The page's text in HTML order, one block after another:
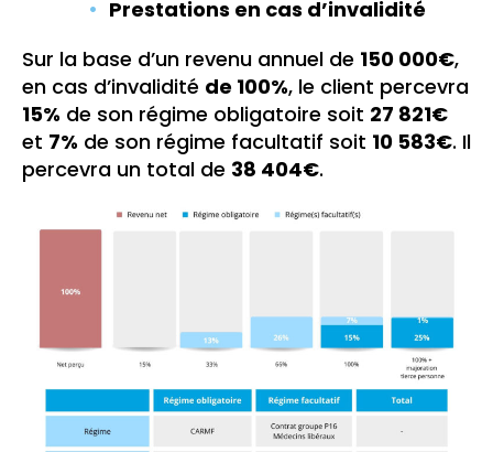
Prestations en cas d’invalidité
Sur la base d’un revenu annuel de 150 000€,
en cas d’invalidité de 100%, le client percevra
15% de son régime obligatoire soit 27 821€
et 7% de son régime facultatif soit 10 583€. Il
percevra un total de 38 404€.